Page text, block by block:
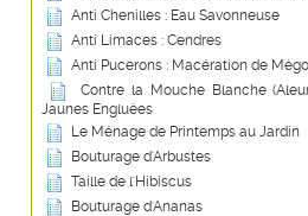
Anti Chenilles : Eau Savonneuse
Anti Limaces : Cendres
Anti Pucerons : Macération de
Contre la Mouche Blanche
Jaunes Engluées
Le Ménage de Printemps au Jardin
Bouturage d'Arbustes
Taille de l'Hibiscus
Bouturage d'Ananas